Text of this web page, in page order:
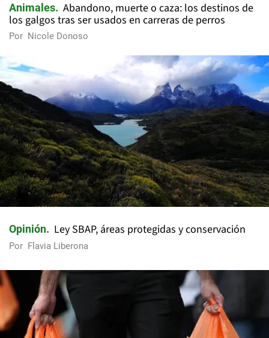
Animales
Abandono, muerte o caza: los destinos de
los galgos tras ser usados en carreras de perros
Por Nicole Donoso
Opinión Ley SBAP, áreas protegidas y conservación
Por Flavia Liberona